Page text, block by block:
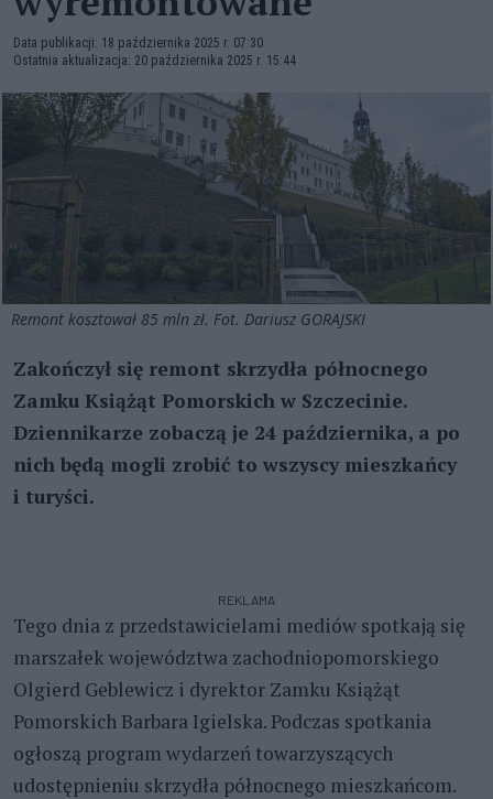
Data publikacji: 18 października 2025 r. 07:30
Ostatnia aktualizacja: 20 października 2025 r. 15:44
Remont kosztował 85 mln zł. Fot. Dariusz GORAJSKI
Zakończył się remont skrzydła północnego
Zamku Książąt Pomorskich w Szczecinie.
Dziennikarze zobaczą je 24 października, a po
nich będą mogli zrobić to wszyscy mieszkańcy
i turyści.
REKLAMA
Tego dnia z przedstawicielami mediów spotkają się
marszałek województwa zachodniopomorskiego
Olgierd Geblewicz i dyrektor Zamku Książąt
Pomorskich Barbara Igielska. Podczas spotkania
ogłoszą program wydarzeń towarzyszących
udostępnieniu skrzydła północnego mieszkańcom.